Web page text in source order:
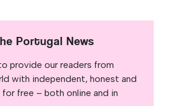
Portugal News
provide our readers from
with independent, honest and
for free – both online and in